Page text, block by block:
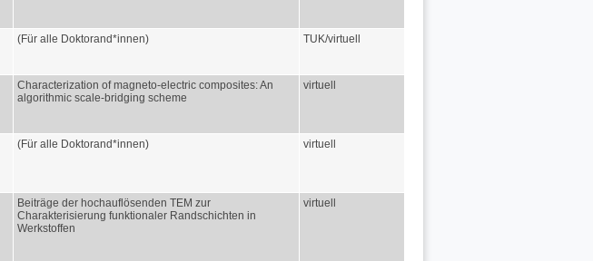
(Für alle Doktorand*innen) TUK/virtuell
Characterization of magneto-electric composites: An
algorithmic scale-bridging scheme
virtuell
(Für alle Doktorand*innen) virtuell
Beiträge der hochauflösenden TEM zur
Charakterisierung funktionaler Randschichten in
Werkstoffen
virtuell